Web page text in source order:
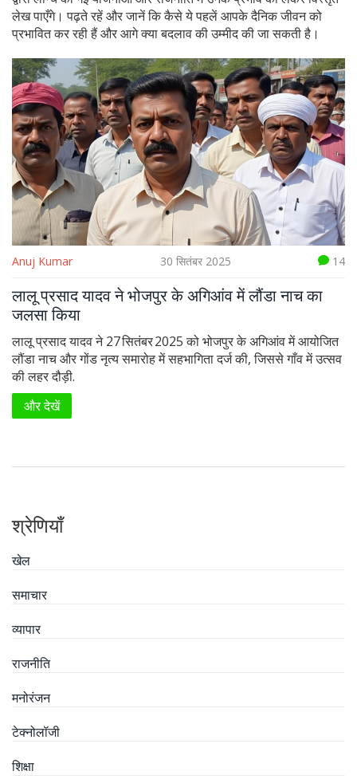
लेख पाएँगे। पढ़ते रहें और जानें कि कैसे ये पहलें आपके दैनिक जीवन को
प्रभावित कर रही हैं और आगे क्या बदलाव की उम्मीद की जा सकती है।
Anuj Kumar 30 सितंबर 2025 14
लालू प्रसाद यादव ने भोजपुर के अगिआंव में लौंडा नाच का
जलसा किया
लालू प्रसाद यादव ने 27 सितंबर 2025 को भोजपुर के अगिआंव में आयोजित
लौंडा नाच और गोंड नृत्य समारोह में सहभागिता दर्ज की, जिससे गाँव में उत्सव
की लहर दौड़ी.
और देखें
श्रेणियाँ
खेल
समाचार
व्यापार
राजनीति
मनोरंजन
टेक्नोलॉजी
शिक्षा